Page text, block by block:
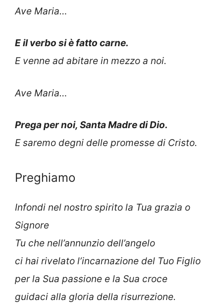
Ave Maria…
E il verbo si è fatto carne.
E venne ad abitare in mezzo a noi.
Ave Maria…
Prega per noi, Santa Madre di Dio.
E saremo degni delle promesse di Cristo.
Preghiamo
Infondi nel nostro spirito la Tua grazia o
Signore
Tu che nell’annunzio dell’angelo
ci hai rivelato l’incarnazione del Tuo Figlio
per la Sua passione e la Sua croce
guidaci alla gloria della risurrezione.